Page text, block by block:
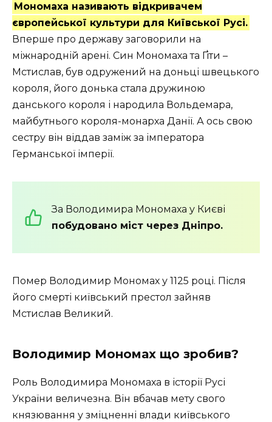
Мономаха називають відкривачем
європейської культури для Київської Русі.
Вперше про державу заговорили на
міжнародній арені. Син Мономаха та Ґіти –
Мстислав, був одружений на доньці швецького
короля, його донька стала дружиною
данського короля і народила Вольдемара,
майбутнього короля-монарха Данії. А ось свою
сестру він віддав заміж за імператора
Германської імперії.
За Володимира Мономаха у Києві
побудовано міст через Дніпро.
Помер Володимир Мономах у 1125 році. Після
його смерті київський престол зайняв
Мстислав Великий.
Володимир Мономах що зробив?
Роль Володимира Мономаха в історії Русі
України величезна. Він вбачав мету свого
князювання у зміцненні влади київського